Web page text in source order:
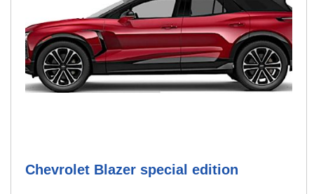
Chevrolet Blazer special edition